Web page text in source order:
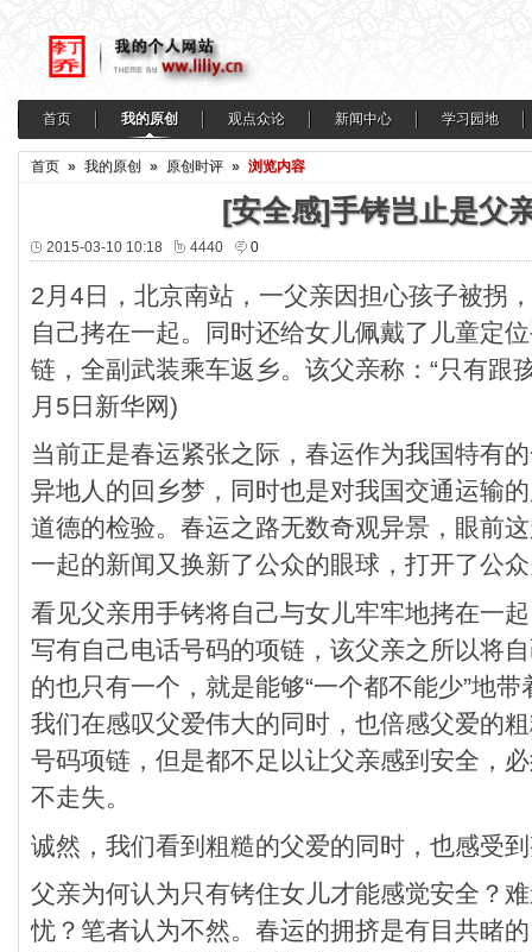
首页 我的原创 观点众论 新闻中心 学习园地
首页 » 我的原创 » 原创时评 » 浏览内容
[安全感]手铐岂止是父
2015-03-10 10:18 4440 0
2月4日，北京南站，一父亲因担心孩子被拐
自己拷在一起。同时还给女儿佩戴了儿童定
链，全副武装乘车返乡。该父亲称：“只有跟
月5日新华网)
当前正是春运紧张之际，春运作为我国特有
异地人的回乡梦，同时也是对我国交通运输
道德的检验。春运之路无数奇观异景，眼前
一起的新闻又换新了公众的眼球，打开了公
看见父亲用手铐将自己与女儿牢牢地拷在一
写有自己电话号码的项链，该父亲之所以将
的也只有一个，就是能够“一个都不能少”地
我们在感叹父爱伟大的同时，也倍感父爱的
号码项链，但是都不足以让父亲感到安全，
不走失。
诚然，我们看到粗糙的父爱的同时，也感受
父亲为何认为只有铐住女儿才能感觉安全？
忧？笔者认为不然。春运的拥挤是有目共睹